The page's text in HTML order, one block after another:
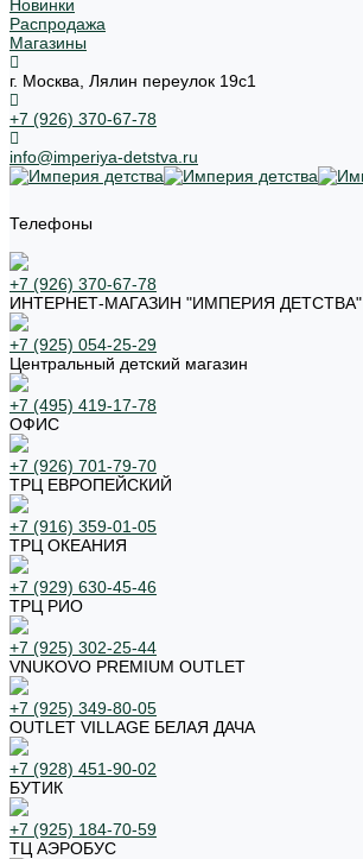
Новинки
Распродажа
Магазины
г. Москва, Лялин переулок 19с1
+7 (926) 370-67-78
info@imperiya-detstva.ru
Телефоны
+7 (926) 370-67-78
ИНТЕРНЕТ-МАГАЗИН "ИМПЕРИЯ ДЕТСТВА"
+7 (925) 054-25-29
Центральный детский магазин
+7 (495) 419-17-78
ОФИС
+7 (926) 701-79-70
ТРЦ ЕВРОПЕЙСКИЙ
+7 (916) 359-01-05
ТРЦ ОКЕАНИЯ
+7 (929) 630-45-46
ТРЦ РИО
+7 (925) 302-25-44
VNUKOVO PREMIUM OUTLET
+7 (925) 349-80-05
OUTLET VILLAGE БЕЛАЯ ДАЧА
+7 (928) 451-90-02
БУТИК
+7 (925) 184-70-59
ТЦ АЭРОБУС